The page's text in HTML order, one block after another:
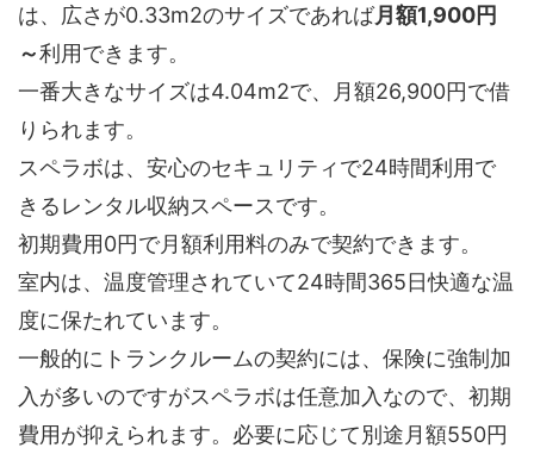
は、広さが0.33m2のサイズであれば月額1,900円
～利用できます。
一番大きなサイズは4.04m2で、月額26,900円で借
りられます。
スペラボは、安心のセキュリティで24時間利用で
きるレンタル収納スペースです。
初期費用0円で月額利用料のみで契約できます。
室内は、温度管理されていて24時間365日快適な温
度に保たれています。
一般的にトランクルームの契約には、保険に強制加
入が多いのですがスペラボは任意加入なので、初期
費用が抑えられます。必要に応じて別途月額550円